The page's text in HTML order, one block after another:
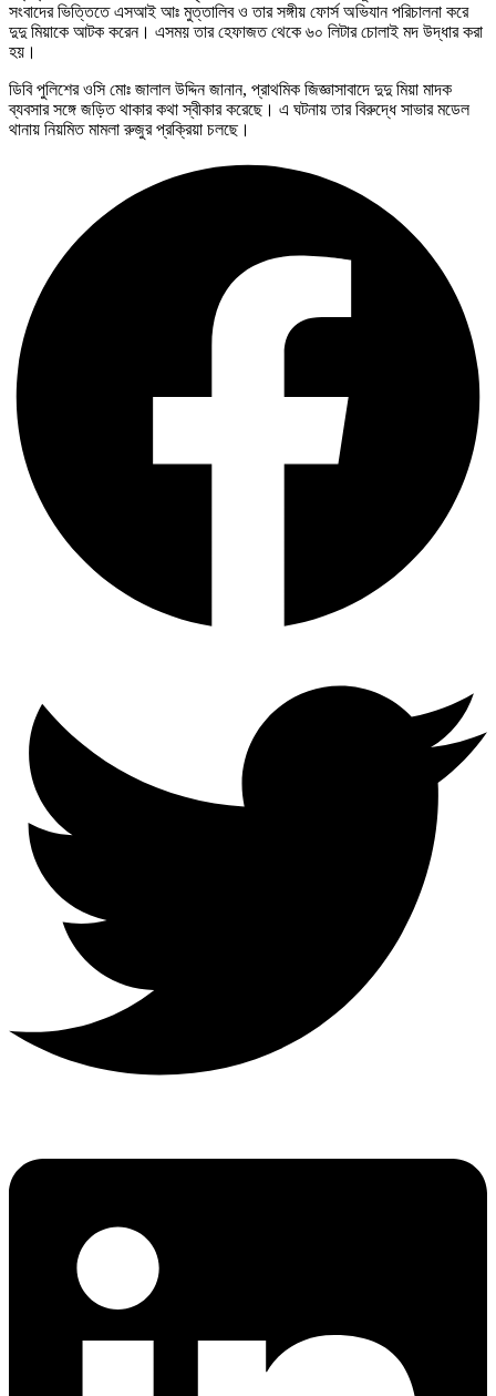
সংবাদের ভিত্তিতে এসআই আঃ মুত্তালিব ও তার সঙ্গীয় ফোর্স অভিযান পরিচালনা করে
দুদু মিয়াকে আটক করেন। এসময় তার হেফাজত থেকে ৬০ লিটার চোলাই মদ উদ্ধার করা
হয়।
ডিবি পুলিশের ওসি মোঃ জালাল উদ্দিন জানান, প্রাথমিক জিজ্ঞাসাবাদে দুদু মিয়া মাদক
ব্যবসার সঙ্গে জড়িত থাকার কথা স্বীকার করেছে। এ ঘটনায় তার বিরুদ্ধে সাভার মডেল
থানায় নিয়মিত মামলা রুজুর প্রক্রিয়া চলছে।